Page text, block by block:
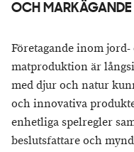
OCH MARKÄGANDE
Företagande inom
matproduktion är
med djur och natur
och innovativa
enhetliga spelregler
beslutsfattare och